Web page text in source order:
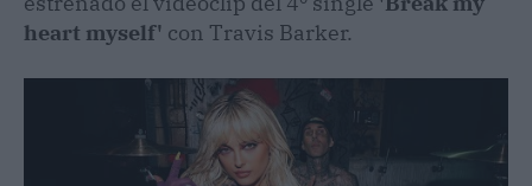
heart myself' con Travis Barker.